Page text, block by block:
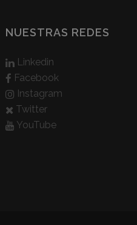
NUESTRAS REDES
Linkedin
Facebook
Instagram
Twitter
YouTube